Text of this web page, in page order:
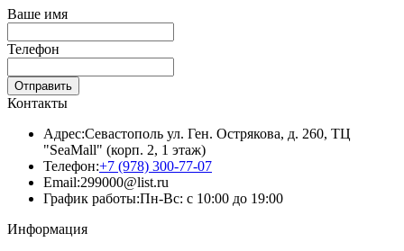
Ваше имя
Телефон
Отправить
Контакты
Адрес:Севастополь ул. Ген. Острякова, д. 260, ТЦ
"SeaMall" (корп. 2, 1 этаж)
Телефон:+7 (978) 300-77-07
Email:299000@list.ru
График работы:Пн-Вс: с 10:00 до 19:00
Информация